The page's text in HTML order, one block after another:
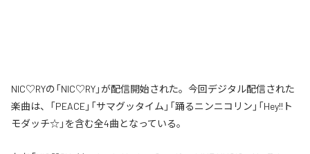
NIC♡RYの「NIC♡RY」が配信開始された。今回デジタル配信された
楽曲は、「PEACE」「サマグッタイム」「踊るニンニコリン」「Hey!!ト
モダッチ☆」を含む全4曲となっている。